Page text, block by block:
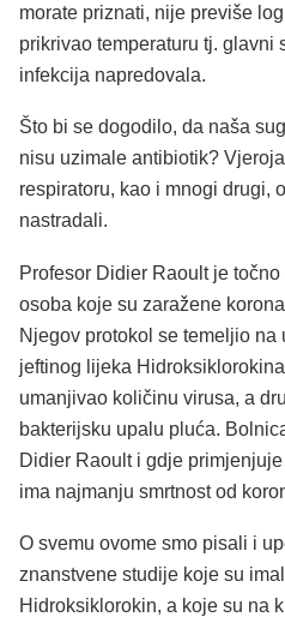
morate priznati, nije previše
prikrivao temperaturu tj. glavni
infekcija napredovala.
Što bi se dogodilo, da naša
nisu uzimale antibiotik?
respiratoru, kao i mnogi drugi,
nastradali.
Profesor Didier Raoult je
osoba koje su zaražene
Njegov protokol se temeljio na
jeftinog lijeka
umanjivao količinu virusa, a
bakterijsku upalu pluća.
Didier Raoult i gdje
ima najmanju smrtnost od
O svemu ovome smo pisali i
znanstvene studije koje su
Hidroksiklorokin, a koje su na